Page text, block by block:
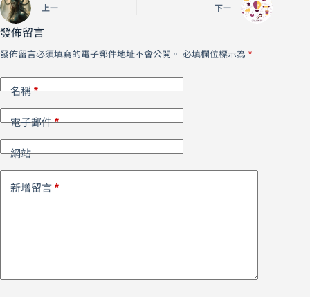
上一 下一
發佈留言
發佈留言必須填寫的電子郵件地址不會公開。 必填欄位標示為 *
名稱*
電子郵件*
網站
新增留言 *